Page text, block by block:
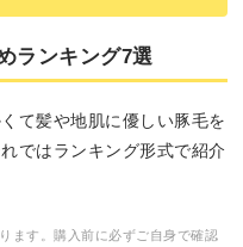
ランキング7選
て髪や地肌に優しい豚毛を
ではランキング形式で紹介
ます。購入前に必ずご自身で確認